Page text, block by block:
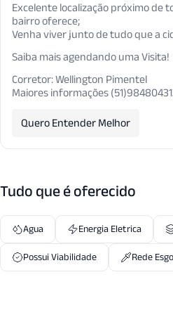
Excelente localização próximo de
bairro oferece;
Venha viver junto de tudo que a
Saiba mais agendando uma Visita!
Corretor: Wellington Pimentel
Maiores informações
Quero Entender Melhor
Tudo que é oferecido
Agua Energia Eletrica
Possui Viabilidade
Rede